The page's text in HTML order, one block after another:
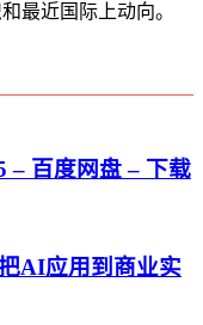
最近国际上动向。
– 百度网盘 – 下载
AI应用到商业实